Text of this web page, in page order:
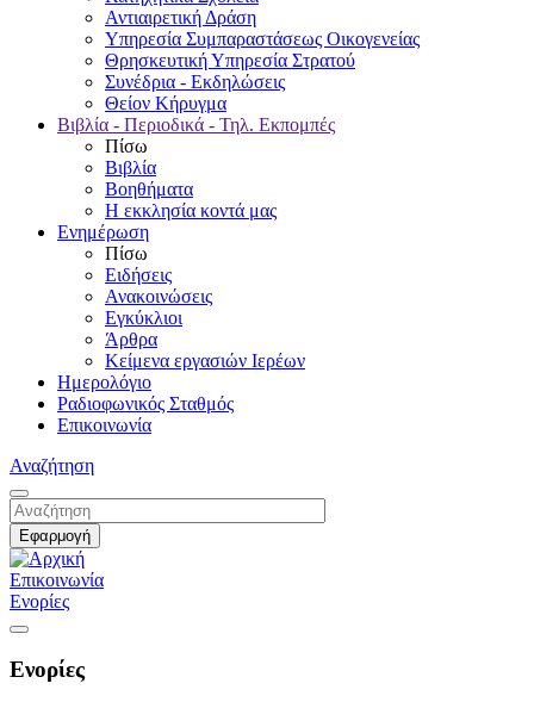
Αντιαιρετική Δράση
Υπηρεσία Συμπαραστάσεως Οικογενείας
Θρησκευτική Υπηρεσία Στρατού
Συνέδρια - Εκδηλώσεις
Θείον Κήρυγμα
Βιβλία - Περιοδικά - Τηλ. Εκπομπές
Πίσω
Βιβλία
Βοηθήματα
Η εκκλησία κοντά μας
Ενημέρωση
Πίσω
Ειδήσεις
Ανακοινώσεις
Εγκύκλιοι
Άρθρα
Κείμενα εργασιών Ιερέων
Ημερολόγιο
Ραδιοφωνικός Σταθμός
Επικοινωνία
Αναζήτηση
Επικοινωνία
Ενορίες
Ενορίες